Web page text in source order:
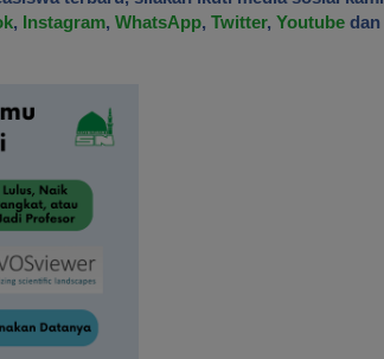
, Instagram, WhatsApp, Twitter, Youtube dan